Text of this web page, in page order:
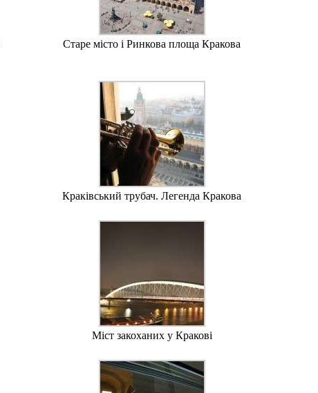
Старе місто і Ринкова площа Кракова
Краківський трубач. Легенда Кракова
Міст закоханих у Кракові